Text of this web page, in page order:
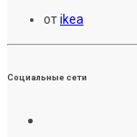
отikea
Социальные сети